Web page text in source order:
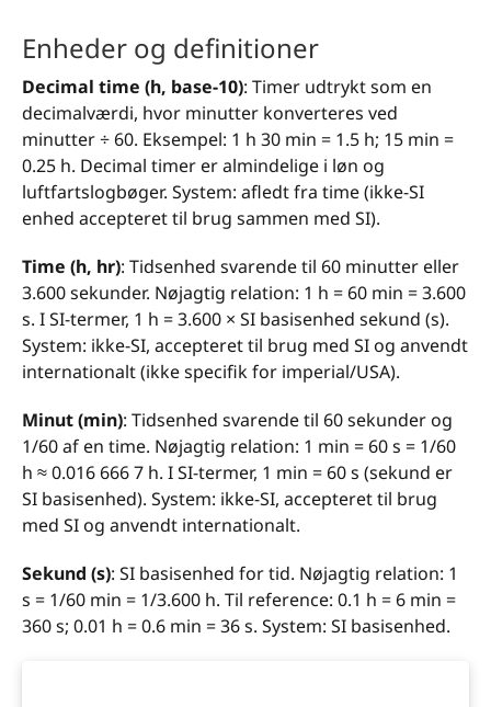
Enheder og definitioner
Decimal time (h, base-10): Timer udtrykt som en
decimalværdi, hvor minutter konverteres ved
minutter ÷ 60. Eksempel: 1 h 30 min = 1.5 h; 15 min =
0.25 h. Decimal timer er almindelige i løn og
luftfartslogbøger. System: afledt fra time (ikke-SI
enhed accepteret til brug sammen med SI).
Time (h, hr): Tidsenhed svarende til 60 minutter eller
3.600 sekunder. Nøjagtig relation: 1 h = 60 min = 3.600
s. I SI-termer, 1 h = 3.600 × SI basisenhed sekund (s).
System: ikke-SI, accepteret til brug med SI og anvendt
internationalt (ikke specifik for imperial/USA).
Minut (min): Tidsenhed svarende til 60 sekunder og
1/60 af en time. Nøjagtig relation: 1 min = 60 s = 1/60
h ≈ 0.016 666 7 h. I SI-termer, 1 min = 60 s (sekund er
SI basisenhed). System: ikke-SI, accepteret til brug
med SI og anvendt internationalt.
Sekund (s): SI basisenhed for tid. Nøjagtig relation: 1
s = 1/60 min = 1/3.600 h. Til reference: 0.1 h = 6 min =
360 s; 0.01 h = 0.6 min = 36 s. System: SI basisenhed.